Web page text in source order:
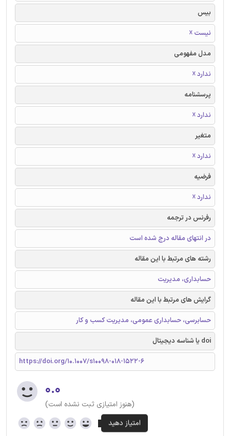
بیس
نیست ☓
مدل مفهومی
ندارد ☓
پرسشنامه
ندارد ☓
متغیر
ندارد ☓
فرضیه
ندارد ☓
رفرنس در ترجمه
در انتهای مقاله درج شده است
رشته های مرتبط با این مقاله
حسابداری، مدیریت
گرایش های مرتبط با این مقاله
حسابرسی، حسابداری عمومی، مدیریت کسب و کار
doi یا شناسه دیجیتال
https://doi.org/10.1007/s10098-018-1522-6
۰.۰
(هنوز امتیازی ثبت نشده است)